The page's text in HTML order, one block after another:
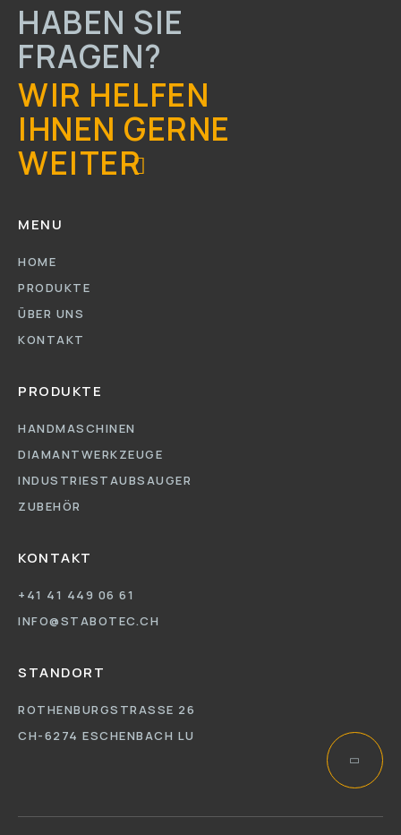
HABEN SIE
FRAGEN?
WIR HELFEN
IHNEN GERNE
WEITER
MENU
HOME
PRODUKTE
ÜBER UNS
KONTAKT
PRODUKTE
HANDMASCHINEN
DIAMANTWERKZEUGE
INDUSTRIESTAUBSAUGER
ZUBEHÖR
KONTAKT
+41 41 449 06 61
INFO@STABOTEC.CH
STANDORT
ROTHENBURGSTRASSE 26
CH-6274 ESCHENBACH LU